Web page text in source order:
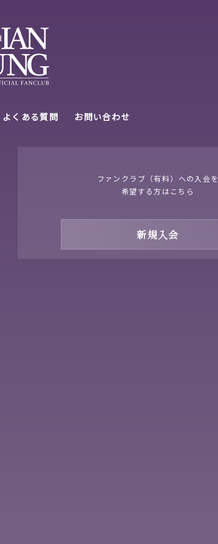
ファンクラブ（有料）への入会を
希望する方はこちら